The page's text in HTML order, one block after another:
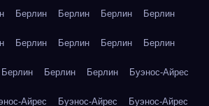
Берлин Берлин Берлин Берлин
Берлин Берлин Берлин Берлин
Берлин Берлин Берлин Буэнос-Айрес
Айрес Буэнос-Айрес Буэнос-Айрес